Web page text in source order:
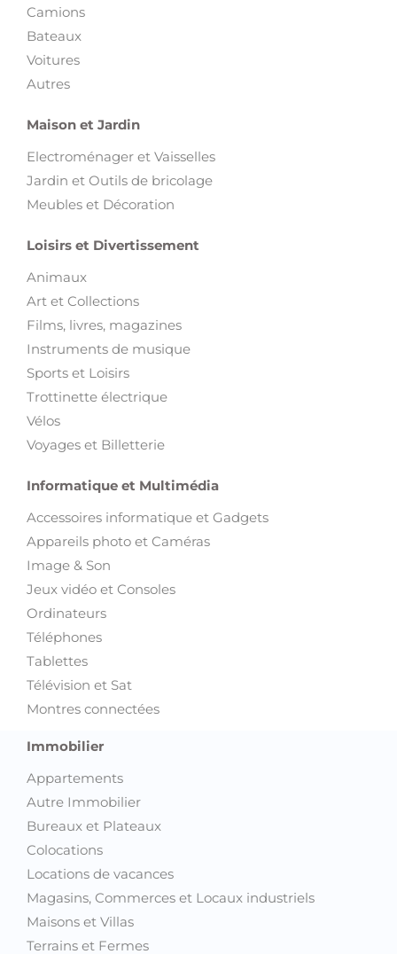
Camions
Bateaux
Voitures
Autres
Maison et Jardin
Electroménager et Vaisselles
Jardin et Outils de bricolage
Meubles et Décoration
Loisirs et Divertissement
Animaux
Art et Collections
Films, livres, magazines
Instruments de musique
Sports et Loisirs
Trottinette électrique
Vélos
Voyages et Billetterie
Informatique et Multimédia
Accessoires informatique et Gadgets
Appareils photo et Caméras
Image & Son
Jeux vidéo et Consoles
Ordinateurs
Téléphones
Tablettes
Télévision et Sat
Montres connectées
Immobilier
Appartements
Autre Immobilier
Bureaux et Plateaux
Colocations
Locations de vacances
Magasins, Commerces et Locaux industriels
Maisons et Villas
Terrains et Fermes